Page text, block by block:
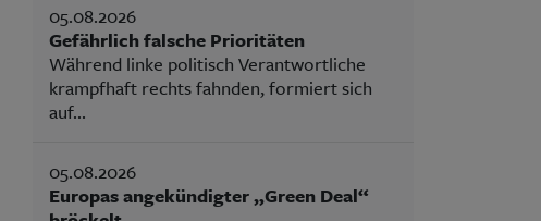
05.08.2026
Gefährlich falsche Prioritäten
Während linke politisch Verantwortliche
krampfhaft rechts fahnden, formiert sich
auf...
05.08.2026
Europas angekündigter „Green Deal“